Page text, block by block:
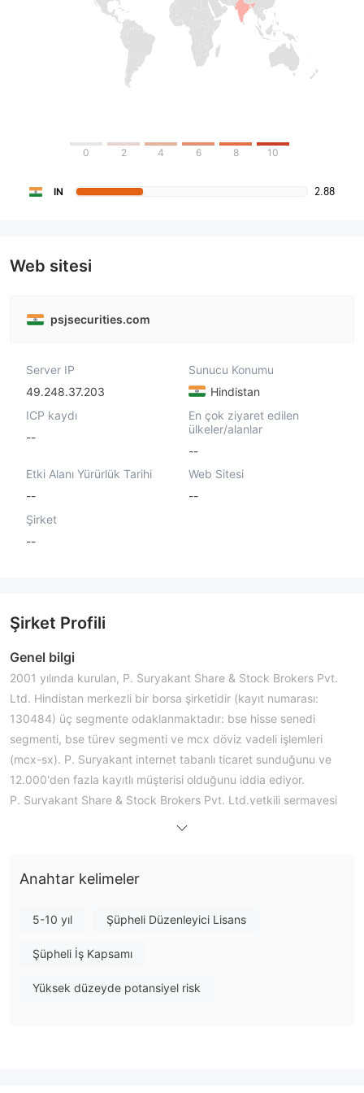
0 2 4 6 8 10
IN 2.88
Web sitesi
psjsecurities.com
Server IP
49.248.37.203
Sunucu Konumu
Hindistan
ICP kaydı
--
En çok ziyaret edilen
ülkeler/alanlar
--
Etki Alanı Yürürlük Tarihi
--
Web Sitesi
--
Şirket
--
Şirket Profili
Genel bilgi
2001 yılında kurulan, P. Suryakant Share & Stock Brokers Pvt.
Ltd. Hindistan merkezli bir borsa şirketidir (kayıt numarası:
130484) üç segmente odaklanmaktadır: bse hisse senedi
segmenti, bse türev segmenti ve mcx döviz vadeli işlemleri
(mcx-sx). P. Suryakant internet tabanlı ticaret sunduğunu ve
12.000'den fazla kayıtlı müşterisi olduğunu iddia ediyor.
P. Suryakant Share & Stock Brokers Pvt. Ltd.yetkili sermayesi
Ek detaylar
Ödeme sorunları
yararlanmak için abonelik ücretleri karşılığında sağladıkları kredi
kartı/banka kartı/cüzdan bilgilerinin doğru ve doğru olacağını
Anahtar kelimeler
5-10 yıl Şüpheli Düzenleyici Lisans
Şüpheli İş Kapsamı
Yüksek düzeyde potansiyel risk